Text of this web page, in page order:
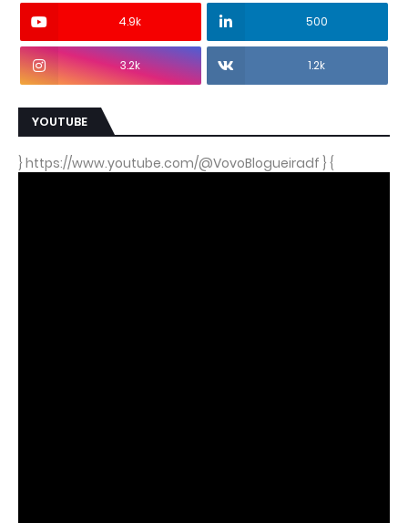
4.9k 500
3.2k 1.2k
YOUTUBE
} https://www.youtube.com/@VovoBlogueiradf } {